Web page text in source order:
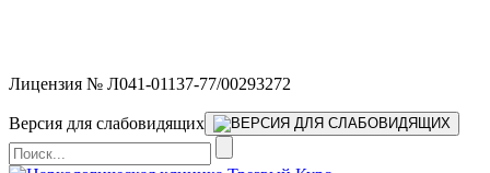
Лицензия № Л041-01137-77/00293272
Версия для слабовидящих